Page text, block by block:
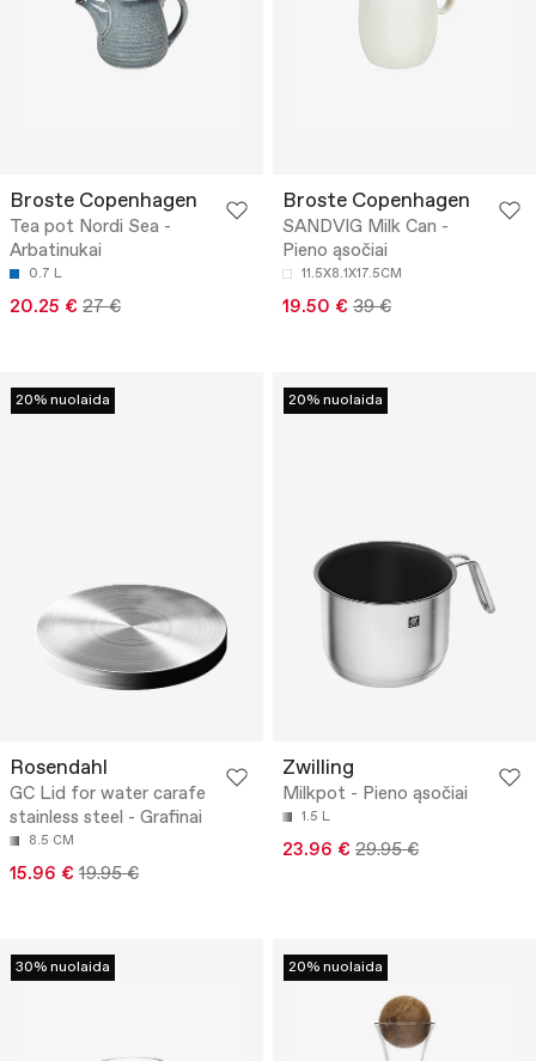
Broste Copenhagen
Tea pot Nordi Sea -
Arbatinukai
0.7 L
20.25 € 27 €
Broste Copenhagen
SANDVIG Milk Can -
Pieno ąsočiai
11.5X8.1X17.5CM
19.50 € 39 €
20% nuolaida
Rosendahl
GC Lid for water carafe
stainless steel - Grafinai
8.5 CM
15.96 € 19.95 €
20% nuolaida
Zwilling
Milkpot - Pieno ąsočiai
1.5 L
23.96 € 29.95 €
30% nuolaida 20% nuolaida